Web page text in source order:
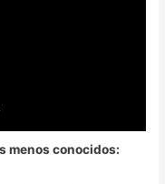
menos conocidos: